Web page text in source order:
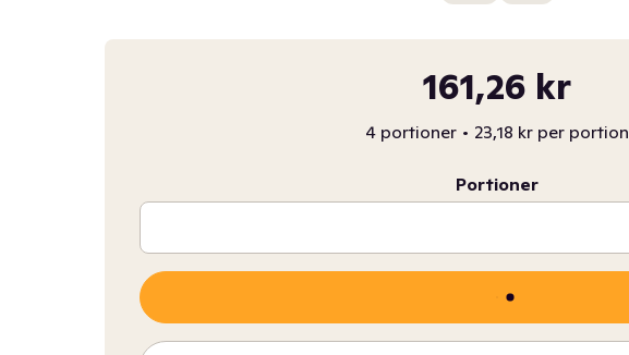
161,26 kr
4 portioner • 23,18 kr per portion
Portioner